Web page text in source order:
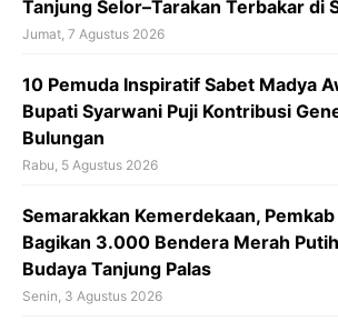
Tanjung Selor–Tarakan Terbakar di
Jumat, 7 Agustus 2026
10 Pemuda Inspiratif Sabet Madya
Bupati Syarwani Puji Kontribusi
Bulungan
Rabu, 5 Agustus 2026
Semarakkan Kemerdekaan,
Bagikan 3.000 Bendera Merah
Budaya Tanjung Palas
Senin, 3 Agustus 2026